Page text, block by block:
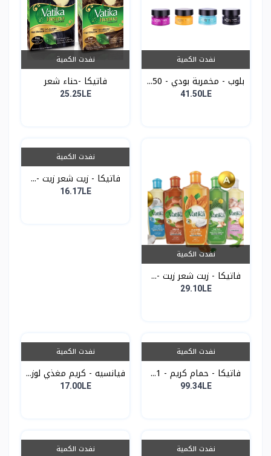
نفدت الكمية
بلوب - مخمرية بودي - 50...
41.50LE
نفدت الكمية
فاتيكا -حناء شعر
25.25LE
نفدت الكمية
فاتيكا - زيت شعر زيت -...
29.10LE
نفدت الكمية
فاتيكا - زيت شعر زيت -...
16.17LE
نفدت الكمية
فاتيكا - حمام كريم - 1...
99.34LE
نفدت الكمية
فيانسيه - كريم مغذي لوز...
17.00LE
نفدت الكمية نفدت الكمية